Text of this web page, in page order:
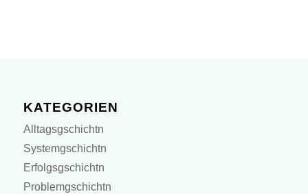
KATEGORIEN
Alltagsgschichtn
Systemgschichtn
Erfolgsgschichtn
Problemgschichtn